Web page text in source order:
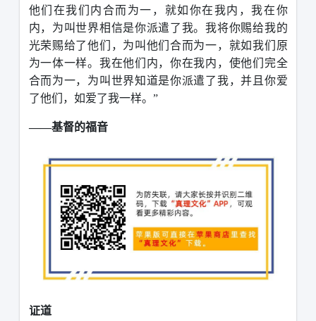
他们在我们内合而为一，就如你在我内，我在你
内，为叫世界相信是你派遣了我。我将你赐给我的
光荣赐给了他们，为叫他们合而为一，就如我们原
为一体一样。我在他们内，你在我内，使他们完全
合而为一，为叫世界知道是你派遣了我，并且你爱
了他们，如爱了我一样。”
——基督的福音
证道